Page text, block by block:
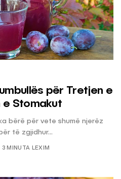
për Tretjen e
e Stomakut
bërë për vete shumë njerëz
të zgjidhur...
3 MINUTA LEXIM